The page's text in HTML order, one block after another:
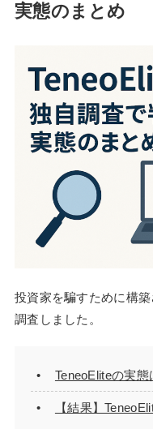
実態のまとめ
投資家を騙すために構
調査しました。
TeneoEliteの実
【結果】